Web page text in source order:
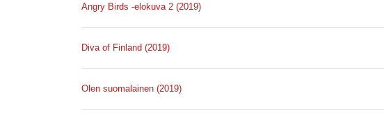
Angry Birds -elokuva 2 (2019)
Diva of Finland (2019)
Olen suomalainen (2019)